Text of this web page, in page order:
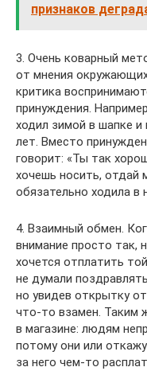
признаков
3. Очень коварный
от мнения
критика
принуждения.
ходил зимой в шапке и
лет. Вместо
говорит: «Ты так
хочешь носить, отдай
обязательно ходила в
4. Взаимный обмен.
внимание просто так,
хочется отплатить
не думали
но увидев открытку
что-то взамен. Таким
в магазине: людям
потому они или
за него чем-то